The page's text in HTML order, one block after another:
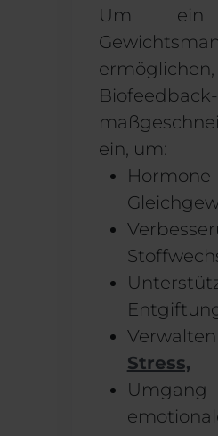
Um ein
ein, um:
Stress,